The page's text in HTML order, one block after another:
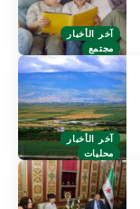
آخر الأخبار
مجتمع
آخر الأخبار
محليات